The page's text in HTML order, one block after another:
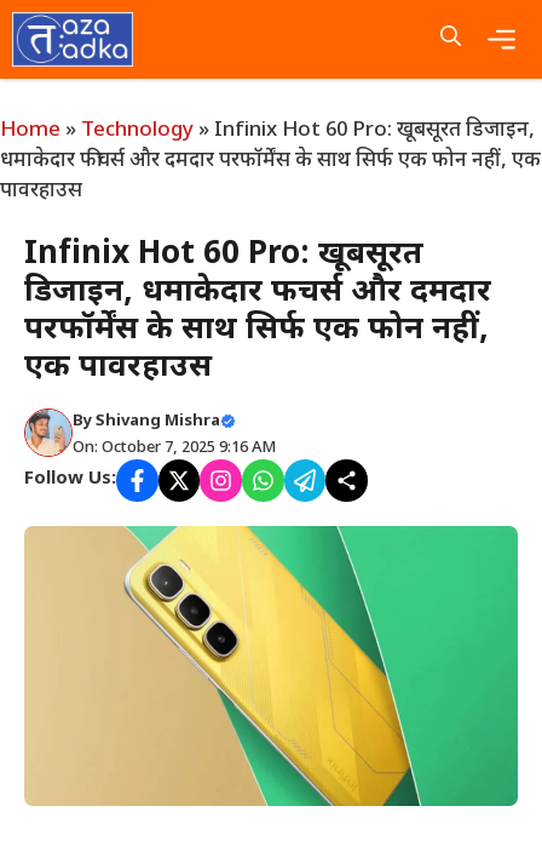
Skip
to
content
Home » Technology » Infinix Hot 60 Pro: खूबसूरत डिजाइन,
धमाकेदार फीचर्स और दमदार परफॉर्मेंस के साथ सिर्फ एक फोन नहीं, एक
पावरहाउस
Infinix Hot 60 Pro: खूबसूरत
डिजाइन, धमाकेदार फीचर्स और दमदार
परफॉर्मेंस के साथ सिर्फ एक फोन नहीं,
एक पावरहाउस
ByShivang Mishra
On: October 7, 2025 9:16 AM
Follow Us: